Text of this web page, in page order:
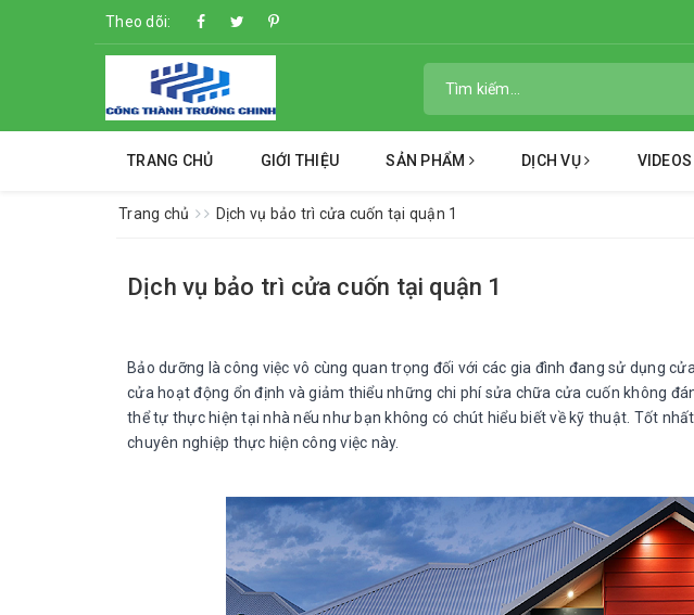
Theo dõi:
TRANG CHỦ GIỚI THIỆU SẢN PHẨM DỊCH VỤ
Trang chủ Dịch vụ bảo trì cửa cuốn tại quận 1
Dịch vụ bảo trì cửa cuốn tại quận 1
Bảo dưỡng là công việc vô cùng quan trọng đối với các gia đình đang sử dụng
cửa hoạt động ổn định và giảm thiểu những chi phí sửa chữa cửa cuốn không
thể tự thực hiện tại nhà nếu như bạn không có chút hiểu biết về kỹ thuật. Tốt
chuyên nghiệp thực hiện công việc này.